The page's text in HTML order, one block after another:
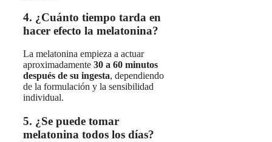
4. ¿Cuánto tiempo tarda en
hacer efecto la melatonina?
La melatonina empieza a actuar
aproximadamente 30 a 60 minutos
después de su ingesta, dependiendo
de la formulación y la sensibilidad
individual.
5. ¿Se puede tomar
melatonina todos los días?